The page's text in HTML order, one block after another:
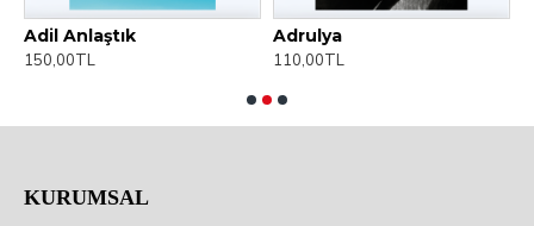
Adil Anlaştık
150,00TL
Adrulya
110,00TL
KURUMSAL